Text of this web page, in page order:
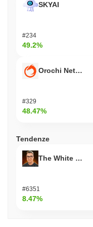
mantiene una
di scambi costante
aggiornamenti regolari
promuovendo una
partecipazione attiva
del progetto. Questi
hehe è progettato per
loro di interagire con
applicazioni e
principali, come gli
per costruire e
SKYAI
#234
49.2%
Orochi Network
#329
48.47%
Tendenze
The White Bull
#6351
8.47%